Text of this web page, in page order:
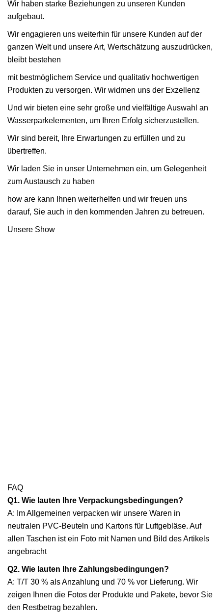
Wir haben starke Beziehungen zu unseren Kunden
aufgebaut.
Wir engagieren uns weiterhin für unsere Kunden auf der
ganzen Welt und unsere Art, Wertschätzung auszudrücken,
bleibt bestehen
mit bestmöglichem Service und qualitativ hochwertigen
Produkten zu versorgen. Wir widmen uns der Exzellenz
Und wir bieten eine sehr große und vielfältige Auswahl an
Wasserparkelementen, um Ihren Erfolg sicherzustellen.
Wir sind bereit, Ihre Erwartungen zu erfüllen und zu
übertreffen.
Wir laden Sie in unser Unternehmen ein, um Gelegenheit
zum Austausch zu haben
how are kann Ihnen weiterhelfen und wir freuen uns
darauf, Sie auch in den kommenden Jahren zu betreuen.
Unsere Show
FAQ
Q1. Wie lauten Ihre Verpackungsbedingungen?
A: Im Allgemeinen verpacken wir unsere Waren in
neutralen PVC-Beuteln und Kartons für Luftgebläse. Auf
allen Taschen ist ein Foto mit Namen und Bild des Artikels
angebracht
Q2. Wie lauten Ihre Zahlungsbedingungen?
A: T/T 30 % als Anzahlung und 70 % vor Lieferung. Wir
zeigen Ihnen die Fotos der Produkte und Pakete, bevor Sie
den Restbetrag bezahlen.